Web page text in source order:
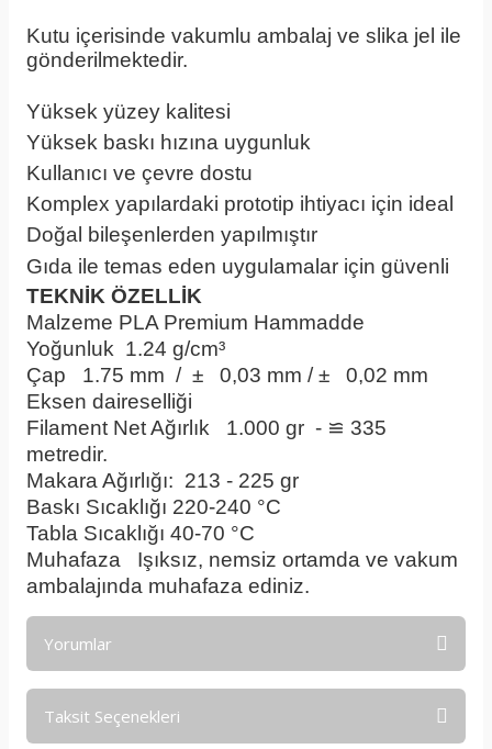
Kutu içerisinde vakumlu ambalaj ve slika jel ile
gönderilmektedir.
Yüksek yüzey kalitesi
Yüksek baskı hızına uygunluk
Kullanıcı ve çevre dostu
Komplex yapılardaki prototip ihtiyacı için ideal
Doğal bileşenlerden yapılmıştır
Gıda ile temas eden uygulamalar için güvenli
TEKNİK ÖZELLİK
Malzeme PLA Premium Hammadde
Yoğunluk 1.24 g/cm³
Çap
1.75 mm / ± 0,03 mm / ± 0,02 mm
Eksen daireselliği
Filament Net Ağırlık
1.000 gr - ≌ 335
metredir.
Makara Ağırlığı: 213 - 225 gr
Baskı Sıcaklığı 220-240 °C
Tabla Sıcaklığı 40-70 °C
Muhafaza
Işıksız, nemsiz ortamda ve vakum
ambalajında muhafaza ediniz.
Yorumlar
Taksit Seçenekleri